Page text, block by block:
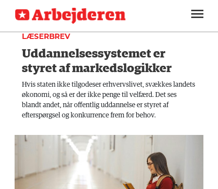
SEKTIONER
ARBEJDEREN
MENER
FAGLIGT
INDLAND
KULTUR
KALENDER
SOUNDCLOUD
ABONNER
LOG IND
LÆSERBREV
Uddannelsessystemet er
styret af markedslogikker
Hvis staten ikke tilgodeser erhvervslivet, svækkes landets
økonomi, og så er der ikke penge til velfærd. Det ses
blandt andet, når offentlig uddannelse er styret af
efterspørgsel og konkurrence frem for behov.